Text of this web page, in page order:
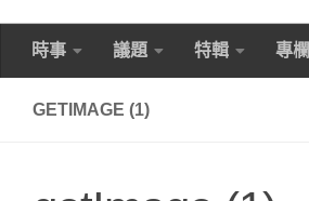
時事 議題 特輯 專欄
GETIMAGE (1)